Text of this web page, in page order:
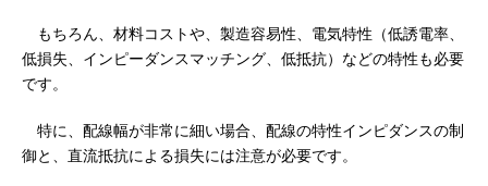
もちろん、材料コストや、製造容易性、電気特性（低誘電率、
低損失、インピーダンスマッチング、低抵抗）などの特性も必要
です。
特に、配線幅が非常に細い場合、配線の特性インピダンスの制
御と、直流抵抗による損失には注意が必要です。